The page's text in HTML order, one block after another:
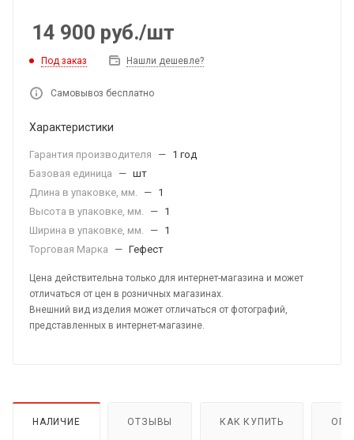
14 900 руб./шт
Под заказ Нашли дешевле?
Самовывоз бесплатно
Характеристики
Гарантия производителя — 1 год
Базовая единица
— шт
Длина в упаковке, мм.
— 1
Высота в упаковке, мм.
— 1
Ширина в упаковке, мм.
— 1
Торговая Марка
— Гефест
Цена действительна только для интернет-магазина и может
отличаться от цен в розничных магазинах.
Внешний вид изделия может отличаться от фотографий,
представленных в интернет-магазине.
НАЛИЧИЕ ОТЗЫВЫ КАК КУПИТЬ